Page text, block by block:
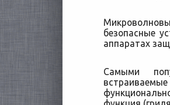
безопасные
аппаратах
Самыми